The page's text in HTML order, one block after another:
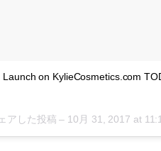
on KylieCosmetics.com
アした投稿 – 10月 31, 2017 at